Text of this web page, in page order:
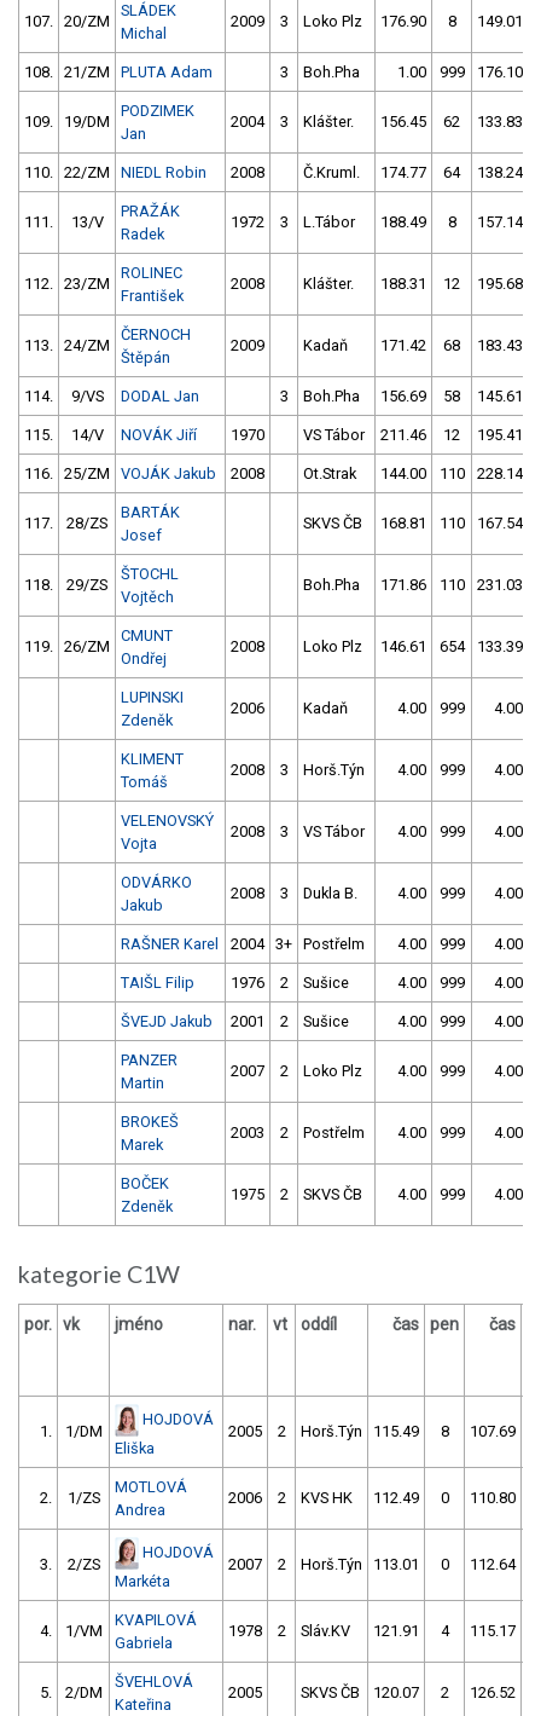
107. 20/ZM
SLÁDEK
Michal
2009 3 Loko Plz 176.90 8 149.01
108. 21/ZM PLUTA Adam 3 Boh.Pha 1.00 999 176.10
109. 19/DM
PODZIMEK
Jan
2004 3 Klášter. 156.45 62 133.83
110. 22/ZM NIEDL Robin 2008 Č.Kruml. 174.77 64 138.24
111. 13/V
PRAŽÁK
Radek
1972 3 L.Tábor 188.49 8 157.14
112. 23/ZM
ROLINEC
František
2008 Klášter. 188.31 12 195.68
113. 24/ZM
ČERNOCH
Štěpán
2009 Kadaň 171.42 68 183.43
114. 9/VS DODAL Jan 3 Boh.Pha 156.69 58 145.61
115. 14/V NOVÁK Jiří 1970 VS Tábor 211.46 12 195.41
116. 25/ZM VOJÁK Jakub 2008 Ot.Strak 144.00 110 228.14
117. 28/ZS
BARTÁK
Josef
SKVS ČB 168.81 110 167.54
118. 29/ZS
ŠTOCHL
Vojtěch
Boh.Pha 171.86 110 231.03
119. 26/ZM
CMUNT
Ondřej
2008 Loko Plz 146.61 654 133.39
LUPINSKI
Zdeněk
2006 Kadaň 4.00 999 4.00
KLIMENT
Tomáš
2008 3 Horš.Týn 4.00 999 4.00
VELENOVSKÝ
Vojta
2008 3 VS Tábor 4.00 999 4.00
ODVÁRKO
Jakub
2008 3 Dukla B. 4.00 999 4.00
RAŠNER Karel 2004 3+ Postřelm 4.00 999 4.00
TAIŠL Filip 1976 2 Sušice 4.00 999 4.00
ŠVEJD Jakub 2001 2 Sušice 4.00 999 4.00
PANZER
Martin
2007 2 Loko Plz 4.00 999 4.00
BROKEŠ
Marek
2003 2 Postřelm 4.00 999 4.00
BOČEK
Zdeněk
1975 2 SKVS ČB 4.00 999 4.00
kategorie C1W
por. vk jméno nar. vt oddíl čas pen čas
1. 1/DM
HOJDOVÁ
Eliška
2005 2 Horš.Týn 115.49 8 107.69
2. 1/ZS
MOTLOVÁ
Andrea
2006 2 KVS HK 112.49 0 110.80
3. 2/ZS
HOJDOVÁ
Markéta
2007 2 Horš.Týn 113.01 0 112.64
4. 1/VM
KVAPILOVÁ
Gabriela
1978 2 Sláv.KV 121.91 4 115.17
5. 2/DM
ŠVEHLOVÁ
Kateřina
2005 SKVS ČB 120.07 2 126.52